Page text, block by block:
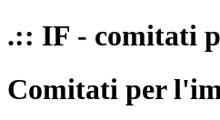
.:: IF - comitati
Comitati per